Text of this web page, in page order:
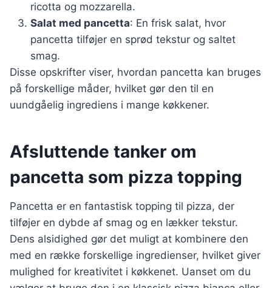
ricotta og mozzarella.
Salat med pancetta: En frisk salat, hvor
pancetta tilføjer en sprød tekstur og saltet
smag.
Disse opskrifter viser, hvordan pancetta kan bruges
på forskellige måder, hvilket gør den til en
uundgåelig ingrediens i mange køkkener.
Afsluttende tanker om
pancetta som pizza topping
Pancetta er en fantastisk topping til pizza, der
tilføjer en dybde af smag og en lækker tekstur.
Dens alsidighed gør det muligt at kombinere den
med en række forskellige ingredienser, hvilket giver
mulighed for kreativitet i køkkenet. Uanset om du